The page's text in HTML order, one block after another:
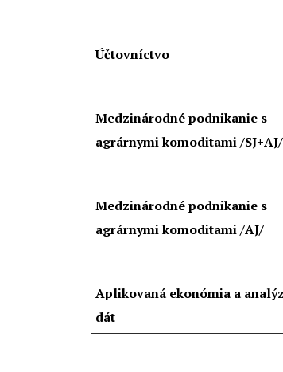
Účtovníctvo
Medzinárodné podnikanie s
agrárnymi komoditami /SJ+AJ/
Medzinárodné podnikanie s
agrárnymi komoditami /AJ/
Aplikovaná ekonómia a
dát